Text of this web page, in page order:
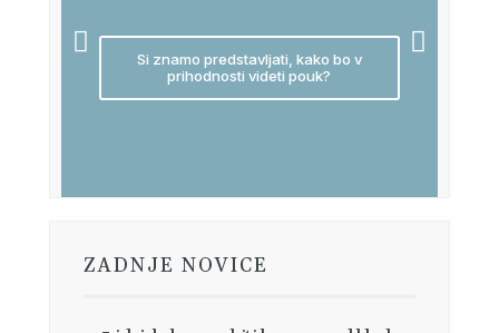
Si znamo predstavljati, kako bo v
prihodnosti videti pouk?
ZADNJE NOVICE